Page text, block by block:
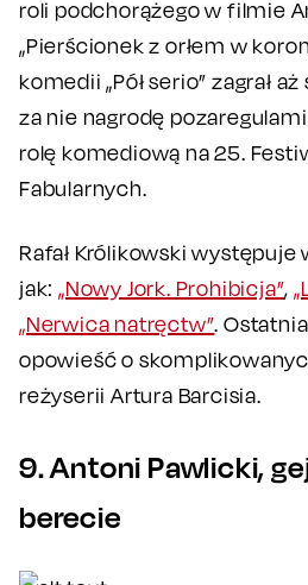
roli podchorążego w filmie
„Pierścionek z orłem w
komedii „Pół serio” zagrał
za nie nagrodę
rolę komediową na 25.
Fabularnych.
Rafał Królikowski
jak: „Nowy Jork. Prohibicja”,
„Nerwica natręctw”.
opowieść o
reżyserii Artura Barcisia.
9. Antoni Pawlicki,
berecie